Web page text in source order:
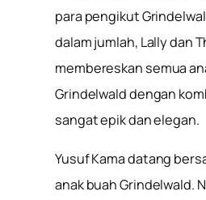
para pengikut
dalam jumlah, Lally dan
membereskan semua
Grindelwald dengan
sangat epik dan elegan.
Yusuf Kama datang
anak buah Grindelwald.